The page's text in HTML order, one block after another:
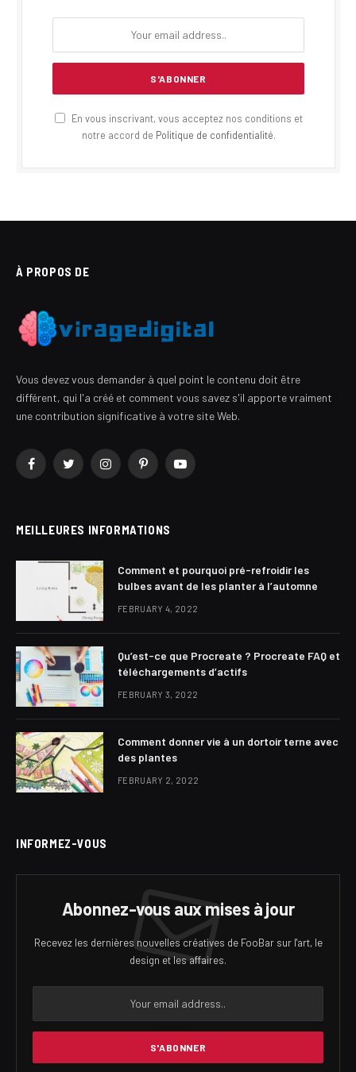
En vous inscrivant, vous acceptez nos conditions et
notre accord de Politique de confidentialité.
À PROPOS DE
Vous devez vous demander à quel point le contenu doit être
différent, qui l'a créé et comment vous savez s'il apporte vraiment
une contribution significative à votre site Web.
FacebookTwitterInstagramPinterestYouTube
MEILLEURES INFORMATIONS
Comment et pourquoi pré-refroidir les
bulbes avant de les planter à l’automne
FEBRUARY 4, 2022
Qu’est-ce que Procreate ? Procreate FAQ et
téléchargements d’actifs
FEBRUARY 3, 2022
Comment donner vie à un dortoir terne avec
des plantes
FEBRUARY 2, 2022
INFORMEZ-VOUS
Abonnez-vous aux mises à jour
Recevez les dernières nouvelles créatives de FooBar sur l'art, le
design et les affaires.